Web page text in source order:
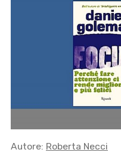
Autore: Roberta Necci